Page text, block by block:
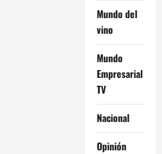
Mundo del
vino
Mundo
Empresarial
TV
Nacional
Opinión